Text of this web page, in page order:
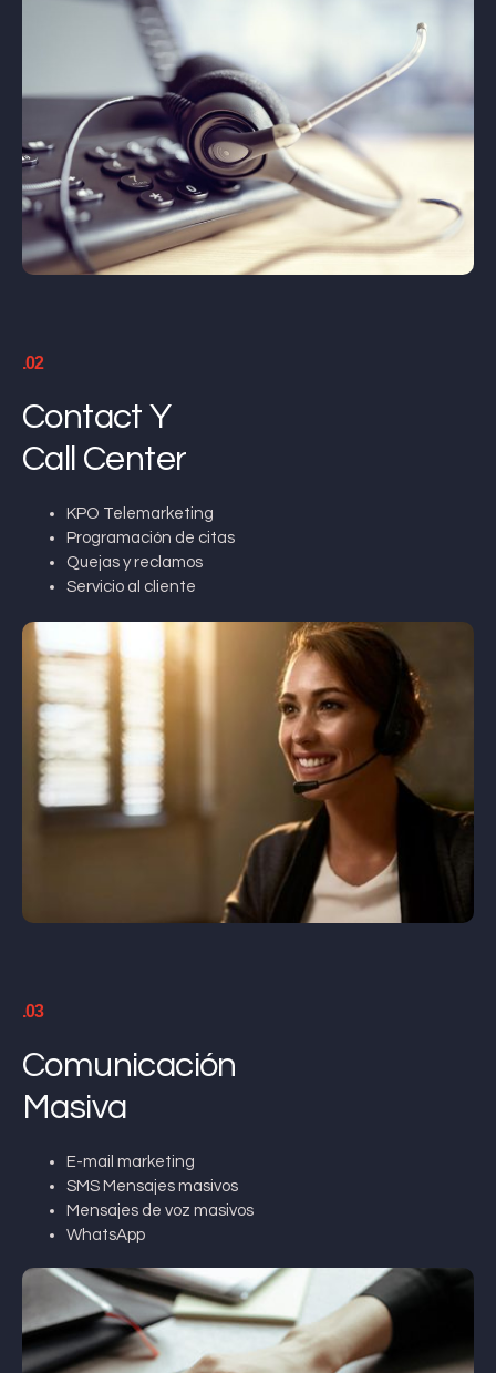
.02
Contact Y
Call Center
KPO Telemarketing
Programación de citas
Quejas y reclamos
Servicio al cliente
.03
Comunicación
Masiva
E-mail marketing
SMS Mensajes masivos
Mensajes de voz masivos
WhatsApp